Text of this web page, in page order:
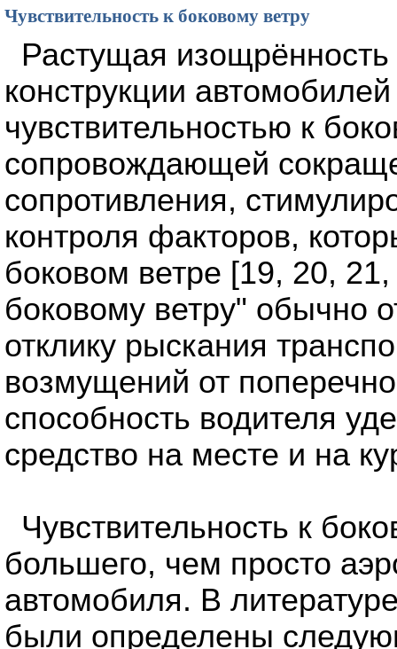
Чувствительность к боковому ветру
Растущая
конструкции
чувствительностью к
сопровождающей
сопротивления,
контроля факторов,
боковом ветре [19, 20,
боковому ветру" обычно
отклику рыскания
возмущений от
способность водителя
средство на месте и на
Чувствительность к
большего, чем просто
автомобиля. В
были определены